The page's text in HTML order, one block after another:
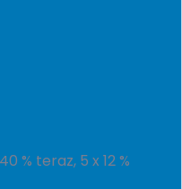
% teraz, 5 x 12 %